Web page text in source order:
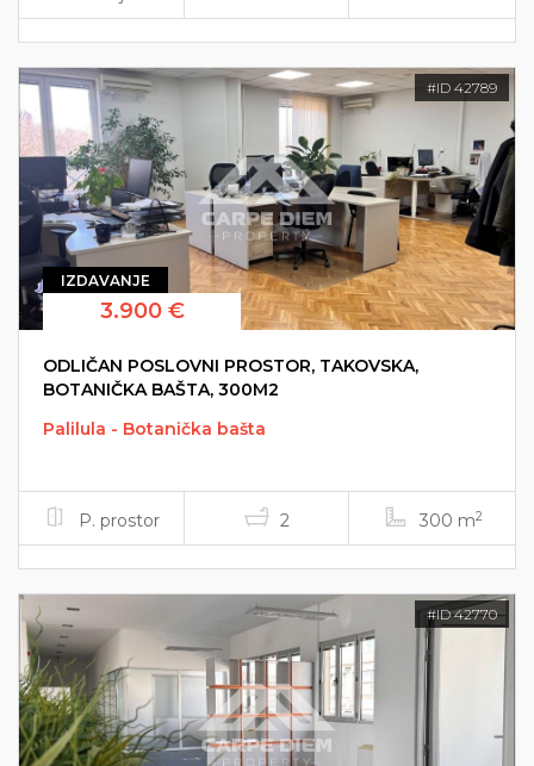
#ID 42789
IZDAVANJE
3.900 €
ODLIČAN POSLOVNI PROSTOR, TAKOVSKA,
BOTANIČKA BAŠTA, 300M2
Palilula - Botanička bašta
P. prostor 2 300 m2
#ID 42770